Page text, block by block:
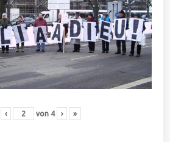
‹ von 4 › »